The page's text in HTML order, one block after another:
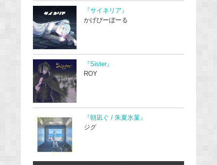
『サイネリア』
かげぴーぼーる
『Sister』
ROY
『朝凪ぐ / 朱夏氷菓』
ジグ